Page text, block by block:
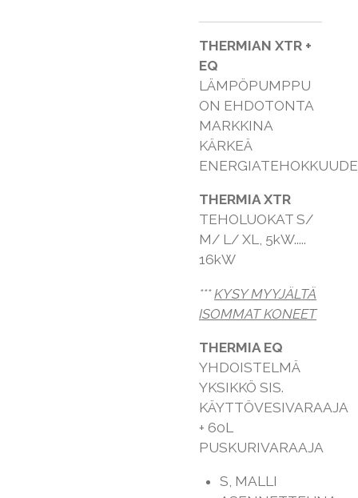
THERMIAN XTR +
EQ
LÄMPÖPUMPPU
ON EHDOTONTA
MARKKINA
KÄRKEÄ
THERMIA XTR
TEHOLUOKAT S/
M/ L/ XL, 5kW.....
16kW
***KYSY MYYJÄLTÄ
ISOMMAT KONEET
THERMIA EQ
YHDOISTELMÄ
YKSIKKÖ SIS.
KÄYTTÖVESIVARAAJA
+ 60L
PUSKURIVARAAJA
S, MALLI